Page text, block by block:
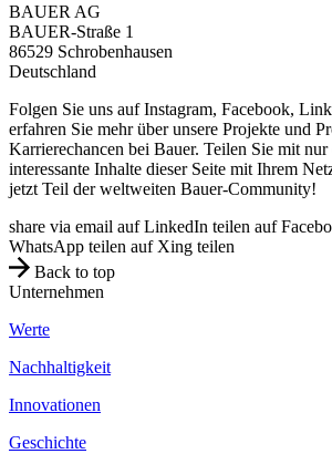
BAUER AG
BAUER-Straße 1
86529 Schrobenhausen
Deutschland
Folgen Sie uns auf Instagram, Facebook,
erfahren Sie mehr über unsere Projekte und
Karrierechancen bei Bauer. Teilen Sie mit
interessante Inhalte dieser Seite mit Ihrem
jetzt Teil der weltweiten Bauer-Community!
share via email auf LinkedIn teilen auf
WhatsApp teilen auf Xing teilen
Back to top
Unternehmen
Werte
Nachhaltigkeit
Innovationen
Geschichte